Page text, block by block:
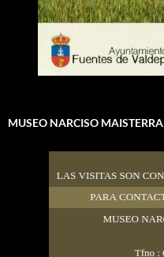
MUSEO NARCISO MAISTERRA